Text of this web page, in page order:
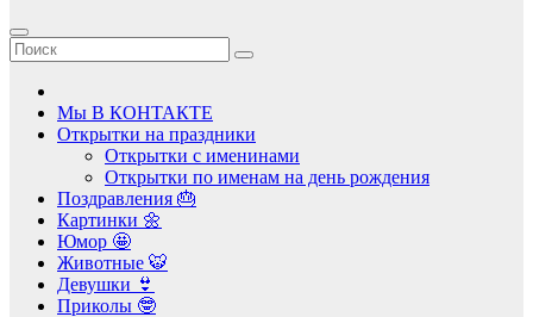
Мы В КОНТАКТЕ
Открытки на праздники
Открытки с именинами
Открытки по именам на день рождения
Поздравления 🎂
Картинки 🌼
Юмор 🤩
Животные 🐯
Девушки 👙
Приколы 🤓